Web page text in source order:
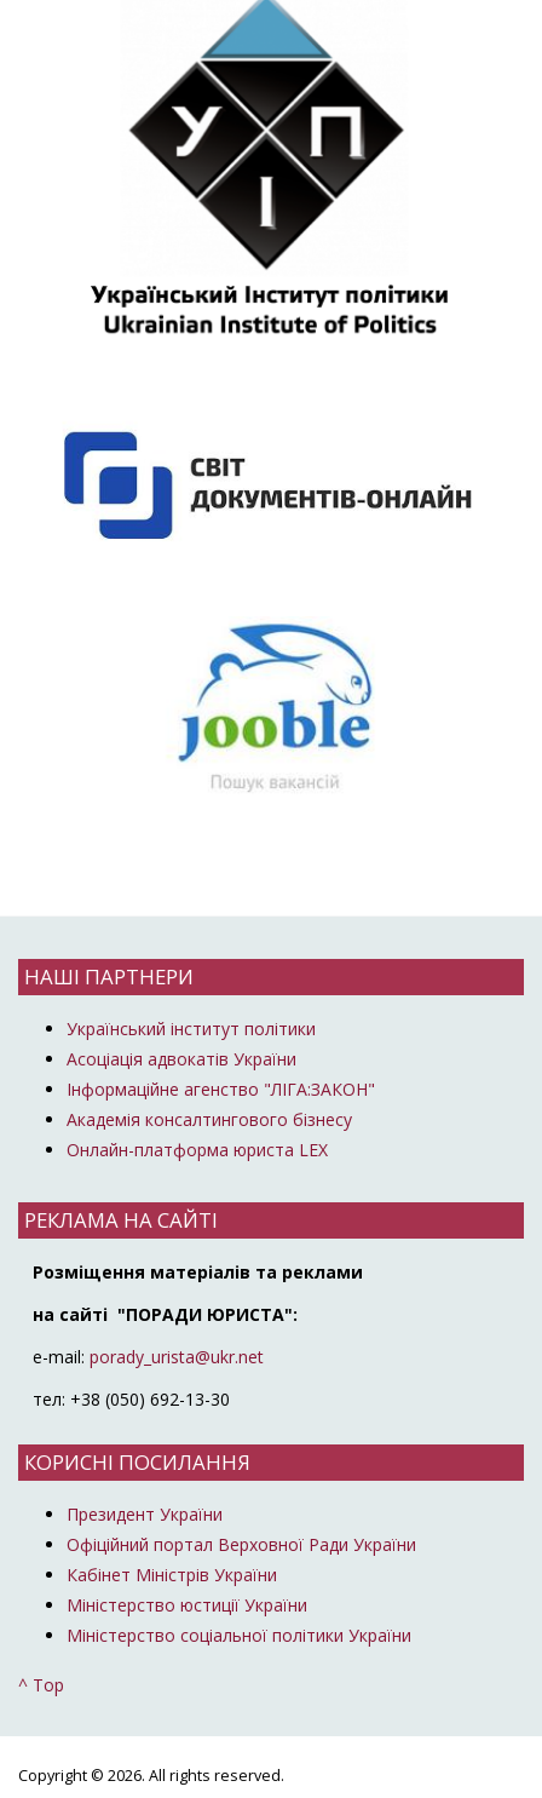
НАШІ ПАРТНЕРИ
Український інститут політики
Асоціація адвокатів України
Інформаційне агенство "ЛІГА:ЗАКОН"
Академія консалтингового бізнесу
Онлайн-платформа юриста LEX
РЕКЛАМА НА САЙТІ
Розміщення матеріалів та реклами
на сайті "ПОРАДИ ЮРИСТА":
e-mail: porady_urista@ukr.net
тел: +38 (050) 692-13-30
КОРИСНІ ПОСИЛАННЯ
Президент України
Офіційний портал Верховної Ради України
Кабінет Міністрів України
Міністерство юстиції України
Міністерство соціальної політики України
^ Top
Copyright © 2026. All rights reserved.